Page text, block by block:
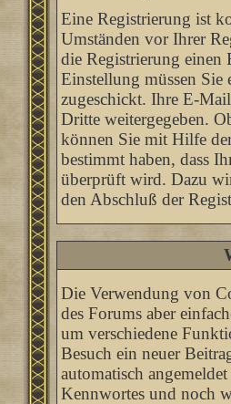
Eine Registrierung ist
Umständen vor Ihrer
die Registrierung einen
Einstellung müssen Sie
zugeschickt. Ihre E-
Dritte weitergegeben.
können Sie mit Hilfe
bestimmt haben, dass
überprüft wird. Dazu
den Abschluß der
Die Verwendung von
des Forums aber
um verschiedene
Besuch ein neuer
automatisch
Kennwortes und noch